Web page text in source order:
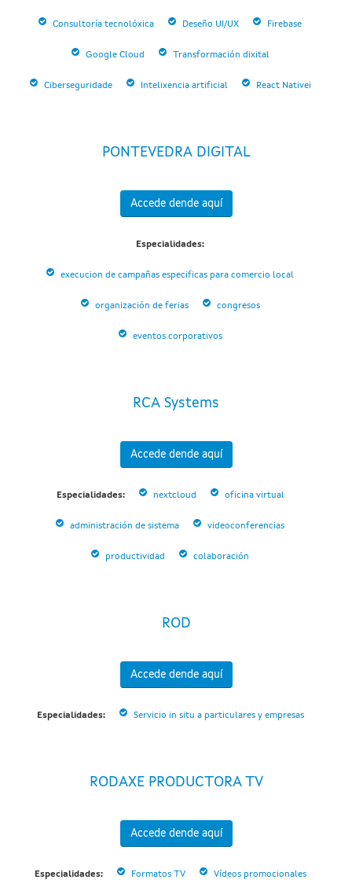
Consultoría tecnolóxica Deseño UI/UX Firebase
Google Cloud Transformación dixital
Ciberseguridade Intelixencia artificial React Nativei
PONTEVEDRA DIGITAL
Accede dende aquí
Especialidades:
execucion de campañas especificas para comercio local
organización de ferias congresos
eventos corporativos
RCA Systems
Accede dende aquí
Especialidades: nextcloud oficina virtual
administración de sistema videoconferencias
productividad colaboración
ROD
Accede dende aquí
Especialidades: Servicio in situ a particulares y empresas
RODAXE PRODUCTORA TV
Accede dende aquí
Especialidades: Formatos TV Vídeos promocionales